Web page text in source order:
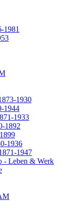
1981
1930
1944
1933
1892
1936
1947
- Leben & Werk